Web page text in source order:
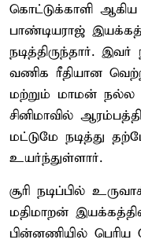
கொட்டுக்காளி ஆகிய
பாண்டியராஜ்
நடித்திருந்தார்.
வணிக ரீதியான
மற்றும் மாமன் நல்ல
சினிமாவில்
மட்டுமே நடித்து
உயர்ந்துள்ளார்.
சூரி நடிப்பில்
மதிமாறன்
பின்னணியில் பெரிய